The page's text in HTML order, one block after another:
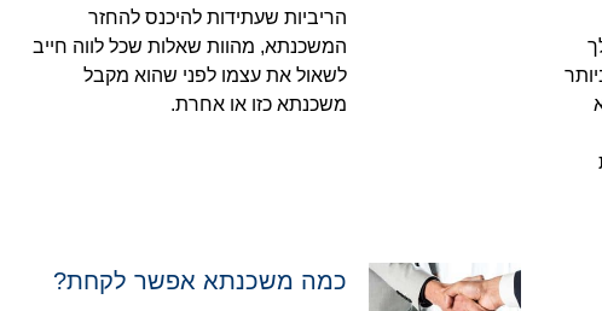
הריביות שעתידות להיכנס להחזר
המשכנתא, מהוות שאלות שכל לווה חייב
לשאול את עצמו לפני שהוא מקבל
משכנתא כזו או אחרת.
כמה משכנתא אפשר לקחת?